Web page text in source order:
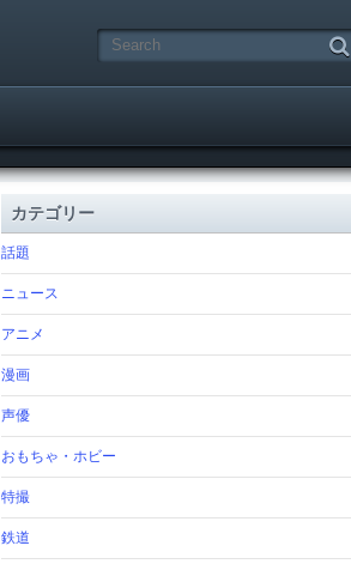
カテゴリー
話題
ニュース
アニメ
漫画
声優
おもちゃ・ホビー
特撮
鉄道